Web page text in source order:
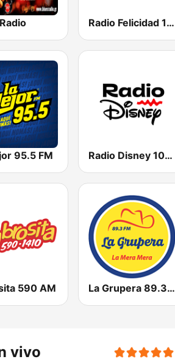
Radio Felicidad 1180 AM
95.5 FM Radio Disney 102.1 FM
590 AM La Grupera 89.3 FM
vivo